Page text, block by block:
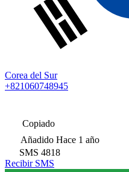
Corea del Sur
+821060748945
Copiado
Añadido Hace 1 año
SMS 4818
Recibir SMS